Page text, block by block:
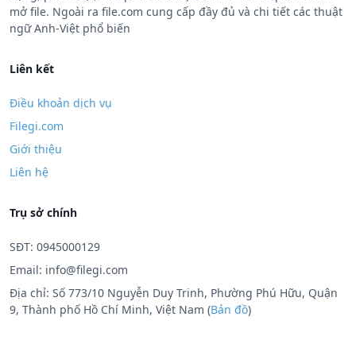
mở file. Ngoài ra file.com cung cấp đầy đủ và chi tiết các thuật
ngữ Anh-Việt phổ biến
Liên kết
Điều khoản dịch vụ
Filegi.com
Giới thiệu
Liên hệ
Trụ sở chính
SĐT: 0945000129
Email: info@filegi.com
Địa chỉ: Số 773/10 Nguyễn Duy Trinh, Phường Phú Hữu, Quận
9, Thành phố Hồ Chí Minh, Việt Nam (Bản đồ)